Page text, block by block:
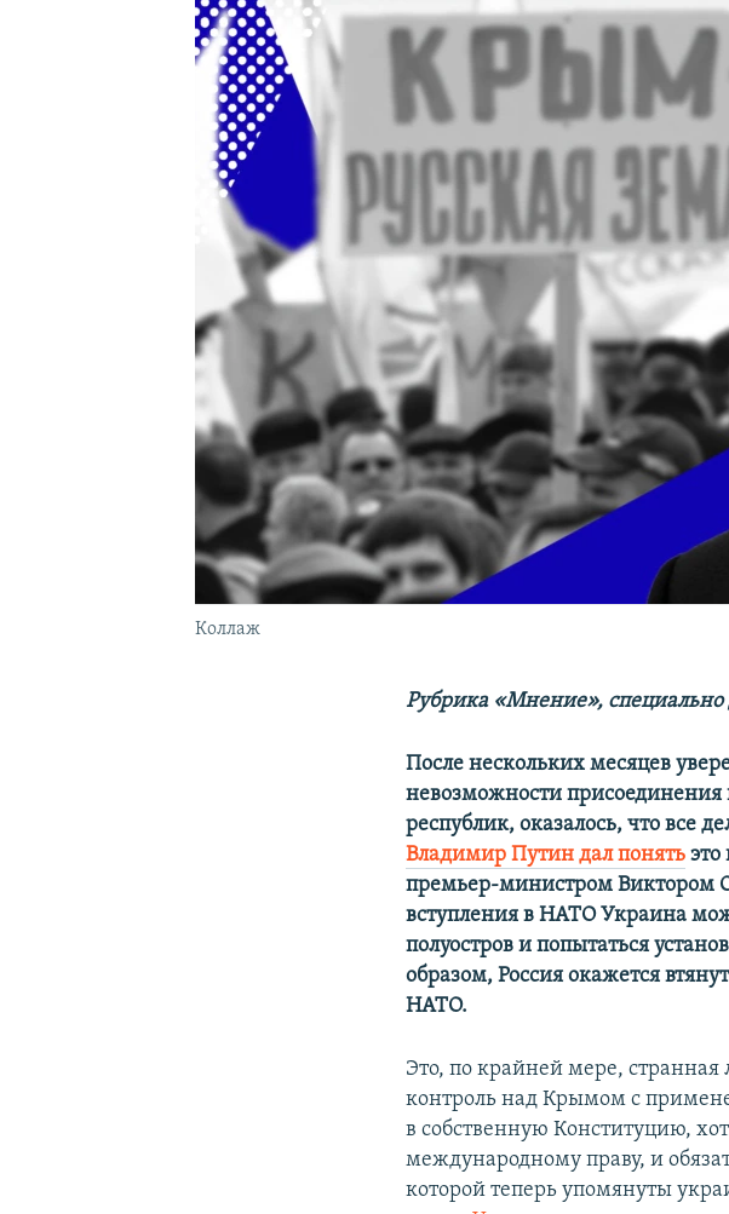
КРЫМ.НЕПОКОРЕННЫЙ
УКРАИНСКАЯ ПРОБЛЕМА КРЫМА
Коллаж
Рубрика «Мнение»,
После нескольких месяцев
невозможности
республик, оказалось, что все
Владимир Путин дал понять
премьер-министром Виктором
вступления в НАТО Украина
полуостров и попытаться
образом, Россия окажется
НАТО.
Это, по крайней мере, странная
контроль над Крымом с
в собственную Конституцию,
международному праву, и
которой теперь упомянуты